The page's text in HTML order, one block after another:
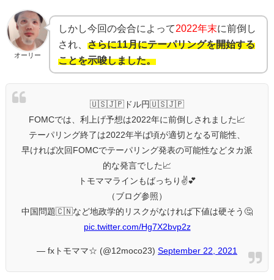
オーリー
しかし今回の会合によって2022年末に前倒し
され、 さらに11月にテーパリングを開始する
ことを示唆しました。
🇺🇸🇯🇵ドル円🇺🇸🇯🇵
FOMCでは、利上げ予想は2022年に前倒しされました📈
テーパリング終了は2022年半ば頃が適切となる可能性、
早ければ次回FOMCでテーパリング発表の可能性などタカ派
的な発言でした📈
トモママラインもばっちり✌️💕
（ブログ参照）
中国問題🇨🇳など地政学的リスクがなければ下値は硬そう🤔
pic.twitter.com/Hg7X2bvp2z
— fxトモママ☆ (@12moco23) September 22, 2021